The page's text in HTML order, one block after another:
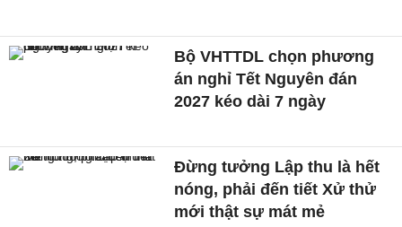
Bộ VHTTDL chọn phương
án nghỉ Tết Nguyên đán
2027 kéo dài 7 ngày
Đừng tưởng Lập thu là hết
nóng, phải đến tiết Xử thử
mới thật sự mát mẻ